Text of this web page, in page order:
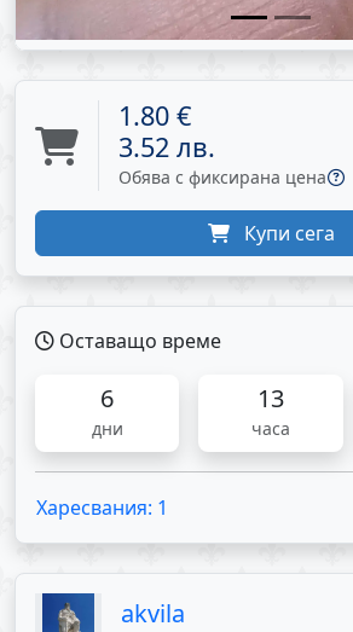
1.80 €
3.52 лв.
Обява с фиксирана цена
Купи сега
Оставащо време
6
дни
13
часа
Харесвания: 1
akvila